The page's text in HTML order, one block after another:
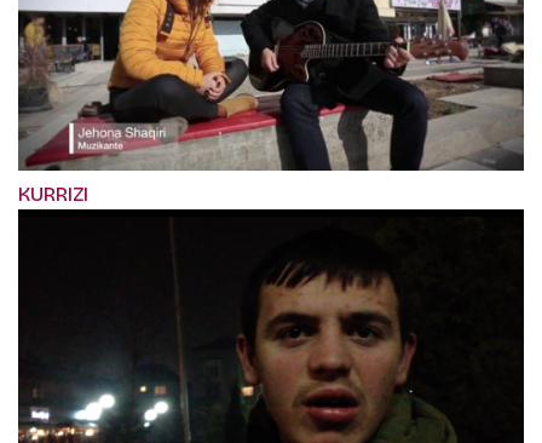
KURRIZI